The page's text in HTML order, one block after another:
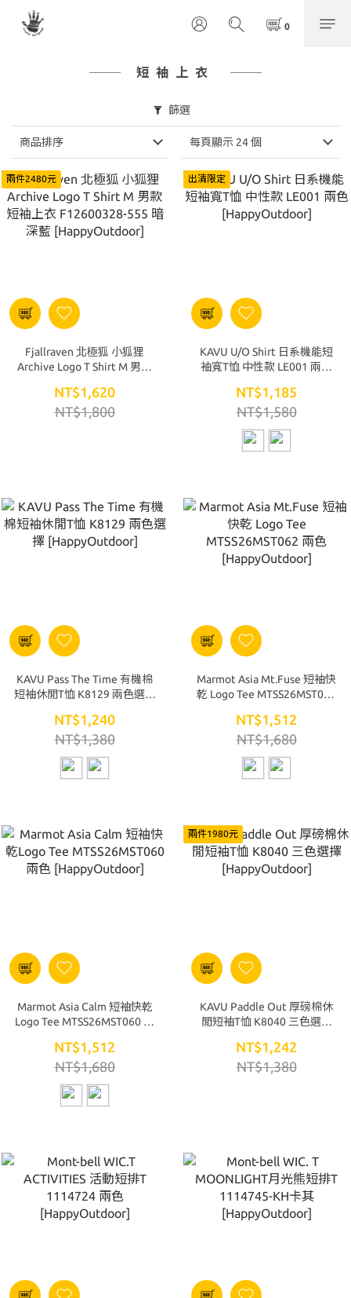
短袖上衣
篩選
商品排序 每頁顯示 24 個
兩件2480元
Fjallraven 北極狐 小狐狸
Archive Logo T Shirt M 男款
深藍 [HappyOutdoor]
NT$1,620
NT$1,800
出清限定
KAVU U/O Shirt 日系機能短
袖寬T恤 中性款 LE001 兩色
NT$1,185
NT$1,580
KAVU Pass The Time 有機棉
短袖休閒T恤 K8129 兩色選擇
NT$1,240
NT$1,380
Marmot Asia Mt.Fuse 短袖快
乾 Logo Tee MTSS26MST062
NT$1,512
NT$1,680
Marmot Asia Calm 短袖快乾
Logo Tee MTSS26MST060 兩
NT$1,512
NT$1,680
兩件1980元
KAVU Paddle Out 厚磅棉休
閒短袖T恤 K8040 三色選擇
NT$1,242
NT$1,380